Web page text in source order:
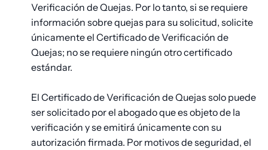
Verificación de Quejas. Por lo tanto, si se requiere
información sobre quejas para su solicitud, solicite
únicamente el Certificado de Verificación de
Quejas; no se requiere ningún otro certificado
estándar.
El Certificado de Verificación de Quejas solo puede
ser solicitado por el abogado que es objeto de la
verificación y se emitirá únicamente con su
autorización firmada. Por motivos de seguridad, el